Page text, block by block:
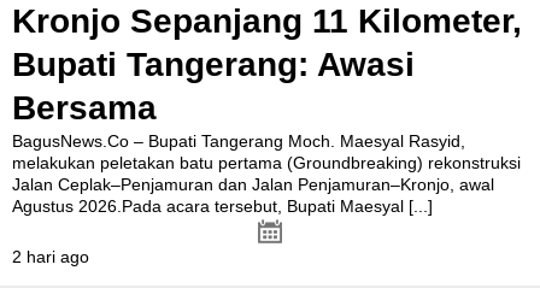
Kronjo Sepanjang 11 Kilometer,
Bupati Tangerang: Awasi
Bersama
BagusNews.Co – Bupati Tangerang Moch. Maesyal Rasyid,
melakukan peletakan batu pertama (Groundbreaking) rekonstruksi
Jalan Ceplak–Penjamuran dan Jalan Penjamuran–Kronjo, awal
Agustus 2026.Pada acara tersebut, Bupati Maesyal [...]
2 hari ago